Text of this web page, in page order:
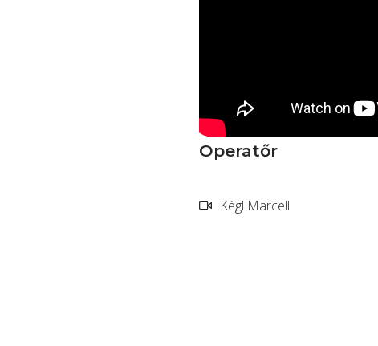
Operatőr
Kégl Marcell